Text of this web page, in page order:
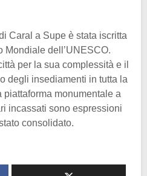
Caral a Supe è stata iscritta
Mondiale dell’UNESCO.
per la sua complessità e il
degli insediamenti in tutta la
monumentale a
incassati sono espressioni
consolidato.